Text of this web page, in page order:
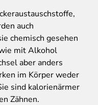
auch
chemisch gesehen
mit Alkohol
aber anders
im Körper weder
sind kalorienärmer
Zähnen.